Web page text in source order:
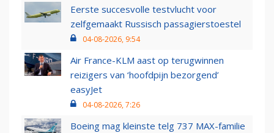
Eerste succesvolle testvlucht voor
zelfgemaakt Russisch passagierstoestel
04-08-2026, 9:54
Air France-KLM aast op terugwinnen
reizigers van ‘hoofdpijn bezorgend’
easyJet
04-08-2026, 7:26
Boeing mag kleinste telg 737 MAX-familie